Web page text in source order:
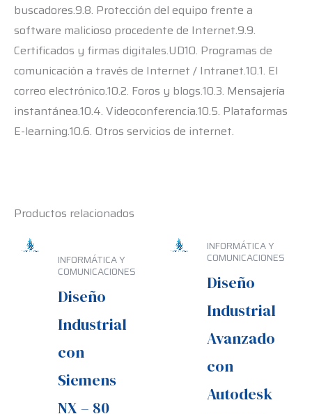
buscadores.9.8. Protección del equipo frente a
software malicioso procedente de Internet.9.9.
Certificados y firmas digitales.UD10. Programas de
comunicación a través de Internet / Intranet.10.1. El
correo electrónico.10.2. Foros y blogs.10.3. Mensajería
instantánea.10.4. Videoconferencia.10.5. Plataformas
E-learning.10.6. Otros servicios de internet.
Productos relacionados
INFORMÁTICA Y
COMUNICACIONES
Diseño
Industrial
con
Siemens
NX – 80
INFORMÁTICA Y
COMUNICACIONES
Diseño
Industrial
Avanzado
con
Autodesk